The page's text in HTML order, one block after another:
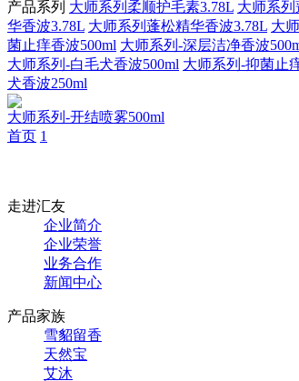
产品系列 大师系列柔顺护毛素3.78L 大师系列
华香波3.78L 大师系列蓬松精华香波3.78L 大
菌止痒香波500ml 大师系列-深层洁净香波
大师系列-白毛犬香波500ml 大师系列-抑菌止
犬香波250ml
大师系列-开结喷雾500ml
首页 1
走进汇友
企业简介
企业荣誉
业务合作
新闻中心
产品家族
雪貂留香
天然宝
艾沐